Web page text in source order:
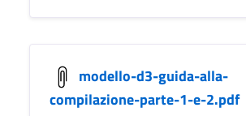
modello-d3-guida-alla-
compilazione-parte-1-e-2.pdf